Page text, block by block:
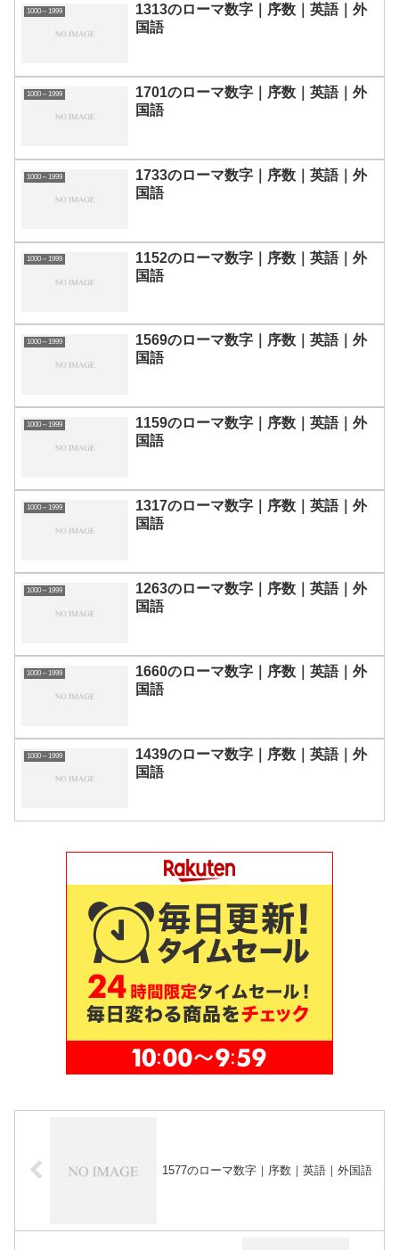
1000～1999
1313のローマ数字｜序数｜英語｜外
国語
1000～1999
1701のローマ数字｜序数｜英語｜外
国語
1000～1999
1733のローマ数字｜序数｜英語｜外
国語
1000～1999
1152のローマ数字｜序数｜英語｜外
国語
1000～1999
1569のローマ数字｜序数｜英語｜外
国語
1000～1999
1159のローマ数字｜序数｜英語｜外
国語
1000～1999
1317のローマ数字｜序数｜英語｜外
国語
1000～1999
1263のローマ数字｜序数｜英語｜外
国語
1000～1999
1660のローマ数字｜序数｜英語｜外
国語
1000～1999
1439のローマ数字｜序数｜英語｜外
国語
1577のローマ数字｜序数｜英語｜外国語